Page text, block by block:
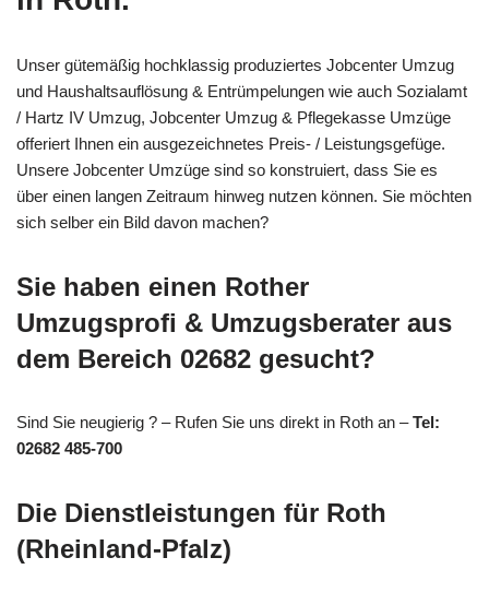
Unser gütemäßig hochklassig produziertes Jobcenter Umzug
und Haushaltsauflösung & Entrümpelungen wie auch Sozialamt
/ Hartz IV Umzug, Jobcenter Umzug & Pflegekasse Umzüge
offeriert Ihnen ein ausgezeichnetes Preis- / Leistungsgefüge.
Unsere Jobcenter Umzüge sind so konstruiert, dass Sie es
über einen langen Zeitraum hinweg nutzen können. Sie möchten
sich selber ein Bild davon machen?
Sie haben einen Rother
Umzugsprofi & Umzugsberater aus
dem Bereich 02682 gesucht?
Sind Sie neugierig ? – Rufen Sie uns direkt in Roth an –Tel:
02682 485-700
Die Dienstleistungen für Roth
(Rheinland-Pfalz)